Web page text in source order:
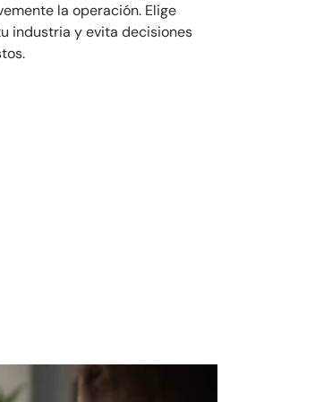
la operación. Elige
industria y evita decisiones